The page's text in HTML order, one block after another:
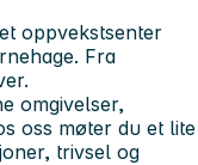
oppvekstsenter
Fra
omgivelser,
oss møter du et lite
trivsel og